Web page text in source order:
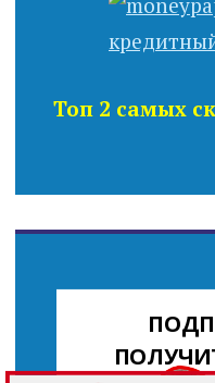
Топ 2 самых